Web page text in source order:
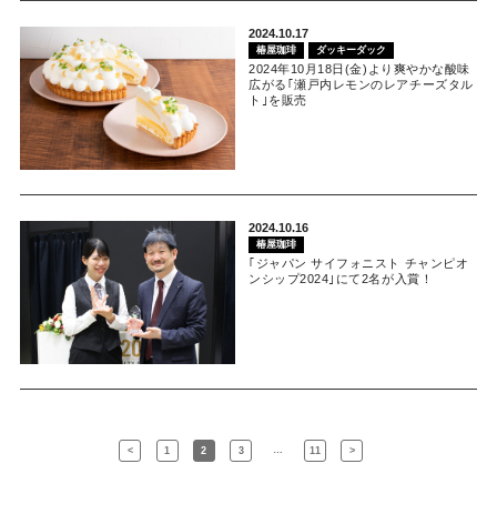
2024.10.17
椿屋珈琲 ダッキーダック
2024年10月18日(金)より爽やかな酸味
広がる｢瀬戸内レモンのレアチーズタル
ト｣を販売
2024.10.16
椿屋珈琲
｢ジャパン サイフォニスト チャンピオ
ンシップ2024｣にて2名が入賞！
< 1 2 3 … 11 >